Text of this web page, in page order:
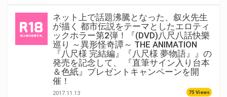
ネット上で話題沸騰となった、叙火先生
が描く 都市伝説をテーマとしたエロティ
ックホラー第2弾！『(DVD)八尺八話快樂
巡り ～異形怪奇譚～ THE ANIMATION
『八尺様 完結編』『八尺様 夢物語』』の
発売を記念して、 『直筆サイン入り台本
＆色紙』プレゼントキャンペーンを開
催！
2017.11.13 75 Views